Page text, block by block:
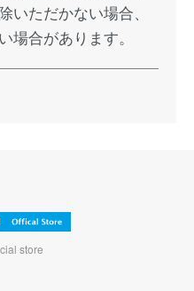
いただかない場合、
場合があります。
store